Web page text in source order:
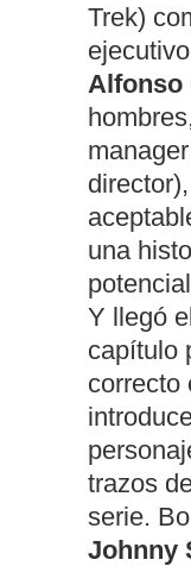
Trek)
Alfonso
una
Y llegó
capítulo
correcto
trazos
serie.
Johnny